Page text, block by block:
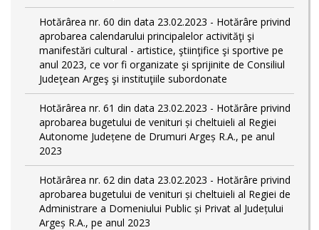
Hotărârea nr. 60 din data 23.02.2023 - Hotărâre privind
aprobarea calendarului principalelor activităţi şi
manifestări cultural - artistice, ştiinţifice şi sportive pe
anul 2023, ce vor fi organizate şi sprijinite de Consiliul
Judeţean Argeş şi instituţiile subordonate
Hotărârea nr. 61 din data 23.02.2023 - Hotărâre privind
aprobarea bugetului de venituri și cheltuieli al Regiei
Autonome Județene de Drumuri Argeș R.A., pe anul
2023
Hotărârea nr. 62 din data 23.02.2023 - Hotărâre privind
aprobarea bugetului de venituri și cheltuieli al Regiei de
Administrare a Domeniului Public și Privat al Județului
Argeș R.A., pe anul 2023